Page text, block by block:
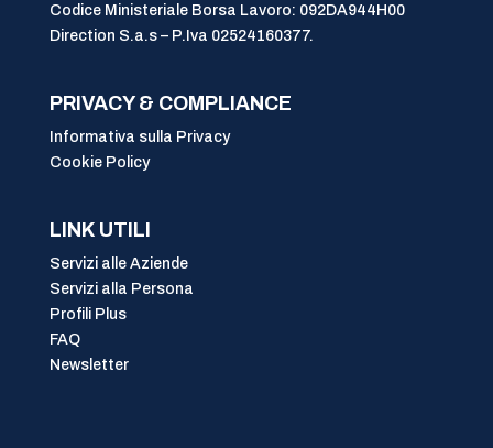
Codice Ministeriale Borsa Lavoro: 092DA944H00
Direction S.a.s – P.Iva 02524160377.
PRIVACY & COMPLIANCE
Informativa sulla Privacy
Cookie Policy
LINK UTILI
Servizi alle Aziende
Servizi alla Persona
Profili Plus
FAQ
Newsletter